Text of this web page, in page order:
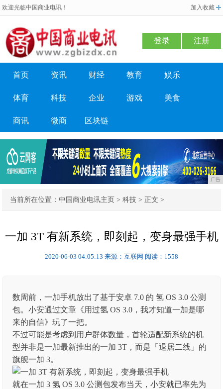
欢迎光临中国商业电讯！ 加入收藏
登录 注册
首页 资讯 财经 教育 娱乐
体育 科技 企业 游戏 美食
商讯 微商 区块链
广告
当前所在位置：中国商业电讯主页 >科技 > 正文 >
一加 3T 有新系统，即刻起，变身最强手机
2020-06-03 04:05:13 来源：互联网 阅读：1558
数周前，一加手机放出了基于安卓 7.0 的 氢 OS 3.0 公测
包。小安通过文章《用过氢 OS 3.0，我才知道一加是哪
来的自信》玩了一把。
不过可能是考虑到用户群体数量，首轮适配新系统的机
型并非是一加最新推出的一加 3T，而是「退居二线」的
旗舰一加 3。
就在一加 3 氢 OS 3.0 公测包发布当天，小安就已率先为